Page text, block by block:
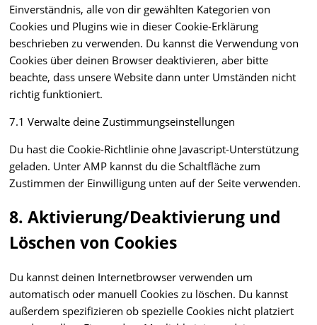
Einverständnis, alle von dir gewählten Kategorien von
Cookies und Plugins wie in dieser Cookie-Erklärung
beschrieben zu verwenden. Du kannst die Verwendung von
Cookies über deinen Browser deaktivieren, aber bitte
beachte, dass unsere Website dann unter Umständen nicht
richtig funktioniert.
7.1 Verwalte deine Zustimmungseinstellungen
Du hast die Cookie-Richtlinie ohne Javascript-Unterstützung
geladen. Unter AMP kannst du die Schaltfläche zum
Zustimmen der Einwilligung unten auf der Seite verwenden.
8. Aktivierung/Deaktivierung und
Löschen von Cookies
Du kannst deinen Internetbrowser verwenden um
automatisch oder manuell Cookies zu löschen. Du kannst
außerdem spezifizieren ob spezielle Cookies nicht platziert